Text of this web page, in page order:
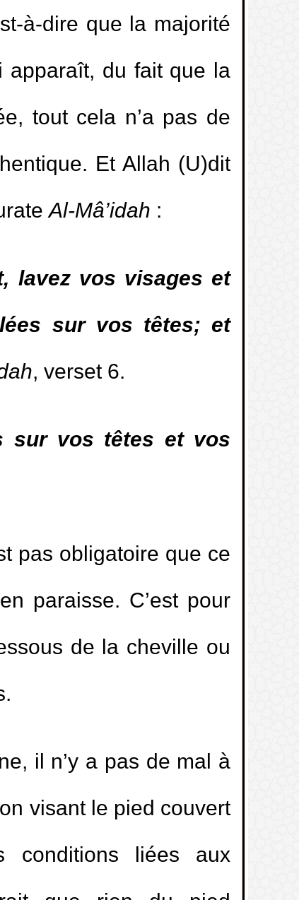
à-dire que la majorité
du fait que la
tout cela n’a pas de
Et Allah (U)dit
Al-Mâ’idah:
lavez vos visages et
sur vos têtes; et
, verset 6.
sur vos têtes et vos
pas obligatoire que ce
paraisse. C’est pour
de la cheville ou
il n’y a pas de mal à
visant le pied couvert
conditions liées aux
Al Mosleh
à le même statut que
PlayStation?
dans lesquelles on porte des